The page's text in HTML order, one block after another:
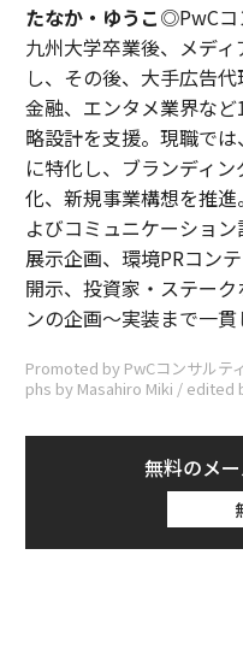
たなか・ゆうこ◎PwCコ
九州大学卒業後、メデ
し、その後、大手広告
金融、エンタメ業界な
略設計を支援。現職で
に特化し、ブランディ
化、新規事業構想を推
よびコミュニケーショ
展示企画、環境PRコン
開示、投資家・ステー
ンの企画〜実装まで一貫
Promoted by PwCコンサル
phs by Masahiro Miki / edited
無料のメ